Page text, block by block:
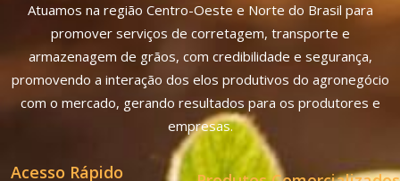
Atuamos na região Centro-Oeste e Norte do Brasil para
promover serviços de corretagem, transporte e
armazenagem de grãos, com credibilidade e segurança,
promovendo a interação dos elos produtivos do agronegócio
com o mercado, gerando resultados para os produtores e
empresas.
Acesso Rápido